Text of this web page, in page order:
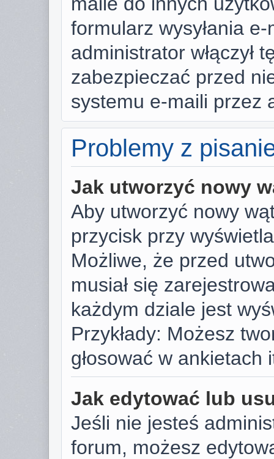
formularz wysyłania
administrator włączył
zabezpieczać przed
systemu e-maili przez
Problemy z
Jak utworzyć nowy
Aby utworzyć nowy
przycisk przy
Możliwe, że przed
musiał się
każdym dziale jest
Przykłady: Możesz
głosować w ankietach
Jak edytować lub
Jeśli nie jesteś
forum, możesz